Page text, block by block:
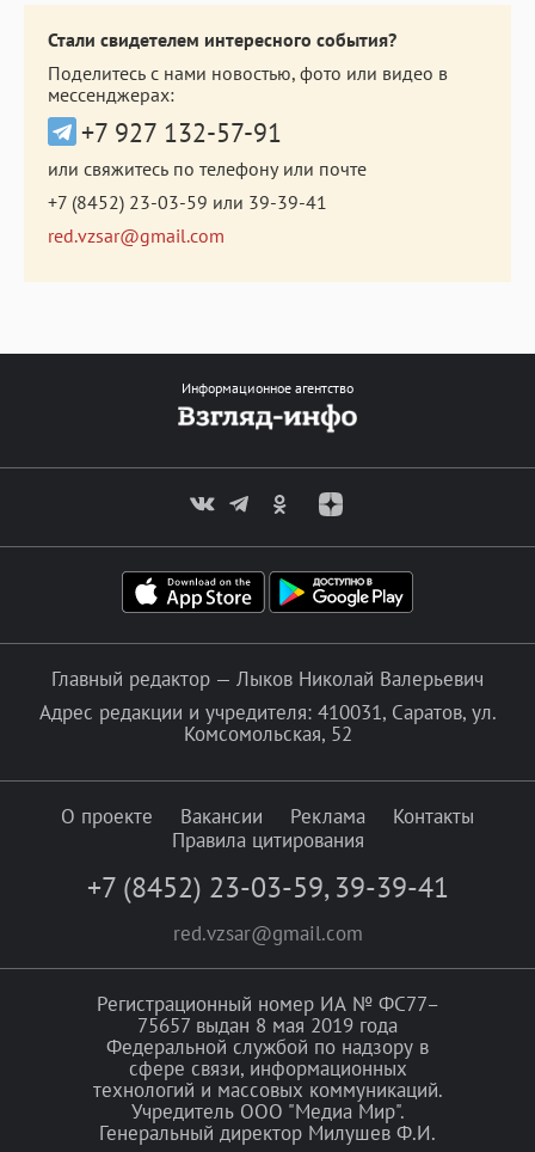
Стали свидетелем интересного события?
Поделитесь с нами новостью, фото или видео в
мессенджерах:
+7 927 132-57-91
или свяжитесь по телефону или почте
+7 (8452) 23-03-59 или 39-39-41
red.vzsar@gmail.com
Информационное агентство
Главный редактор — Лыков Николай Валерьевич
Адрес редакции и учредителя: 410031, Саратов, ул.
Комсомольская, 52
О проекте Вакансии Реклама
Контакты
Правила цитирования
+7 (8452) 23-03-59, 39-39-41
red.vzsar@gmail.com
Регистрационный номер ИА № ФС77–
75657 выдан 8 мая 2019 года
Федеральной службой по надзору в
сфере связи, информационных
технологий и массовых коммуникаций.
Учредитель ООО "Медиа Мир".
Генеральный директор Милушев Ф.И.